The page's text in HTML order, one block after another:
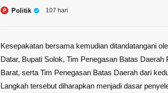
P Politik 107 hari
Kesepakatan bersama kemudian ditandatangani
Datar, Bupati Solok, Tim Penegasan Batas Daerah
Barat, serta Tim Penegasan Batas Daerah dari
Langkah tersebut diharapkan menjadi dasar